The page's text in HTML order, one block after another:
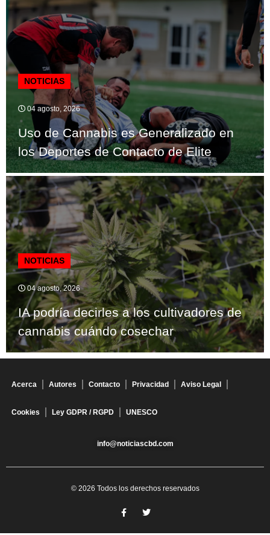
NOTICIAS
04 agosto, 2026
Uso de Cannabis es Generalizado en
los Deportes de Contacto de Elite
NOTICIAS
04 agosto, 2026
IA podría decirles a los cultivadores de
cannabis cuándo cosechar
Acerca Autores Contacto Privacidad Aviso Legal
Cookies Ley GDPR / RGPD UNESCO
info@noticiascbd.com
© 2026 Todos los derechos reservados